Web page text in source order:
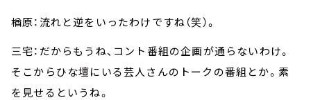
楢原：流れと逆をいったわけですね（笑）。
三宅：だからもうね、コント番組の企画が通らないわけ。
そこからひな壇にいる芸人さんのトークの番組とか。素
を見せるというね。